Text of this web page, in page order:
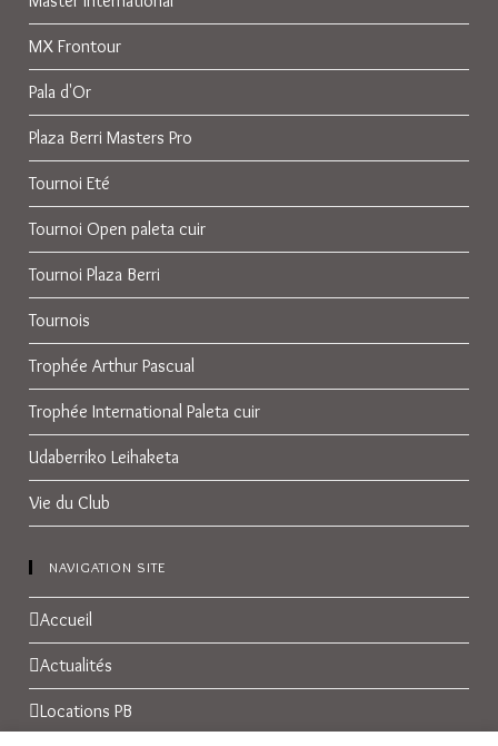
MX Frontour
Pala d'Or
Plaza Berri Masters Pro
Tournoi Eté
Tournoi Open paleta cuir
Tournoi Plaza Berri
Tournois
Trophée Arthur Pascual
Trophée International Paleta cuir
Udaberriko Leihaketa
Vie du Club
NAVIGATION SITE
Accueil
Actualités
Locations PB